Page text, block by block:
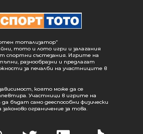
тотализатор“
тото и лото игри и залагания
спортни състезания. Игрите на
разнообразни и предлагат
за печалби на участниците в
която може да се
Участници в игрите на
бъдат само дееспособни физически
ограничение за това.